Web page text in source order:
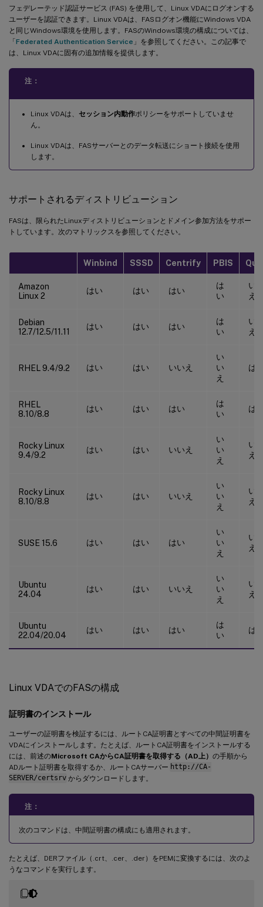
フェデレーテッド認証サービス (FAS) を使用して、Linux VDAにログオンする
ユーザーを認証できます。Linux VDAは、FASログオン機能にWindows VDA
と同じWindows環境を使用します。FASのWindows環境の構成については、
「Federated Authentication Service 」を参照してください。この記事で
は、Linux VDAに固有の追加情報を提供します。
注：
Linux VDAは、 セッション内動作ポリシーをサポートしていませ
ん。
Linux VDAは、FASサーバーとのデータ転送にショート接続を使用
します。
サポートされるディストリビューション
FASは、限られたLinuxディストリビューションとドメイン参加方法をサポー
トしています。次のマトリックスを参照してください。
Winbind SSSD Centrify PBIS
Amazon
Linux 2
はい はい はい
は
い
い
え
Debian
12.7/12.5/11.11
はい はい はい
は
い
い
え
RHEL 9.4/9.2 はい はい いいえ
い
い
え
は
RHEL
8.10/8.8
はい はい はい
は
い
は
Rocky Linux
9.4/9.2
はい はい いいえ
い
い
え
い
え
Rocky Linux
8.10/8.8
はい はい いいえ
い
い
え
い
え
SUSE 15.6 はい はい はい
い
い
え
い
え
Ubuntu
24.04
はい はい いいえ
い
い
え
い
え
Ubuntu
22.04/20.04
はい はい はい
は
い
は
Linux VDAでのFASの構成
証明書のインストール
ユーザーの証明書を検証するには、ルートCA証明書とすべての中間証明書を
VDAにインストールします。たとえば、ルートCA証明書をインストールする
には、前述のMicrosoft CAからCA証明書を取得する（AD上） の手順から
ADルート証明書を取得するか、ルートCAサーバー http://CA-
SERVER/certsrv からダウンロードします。
注：
次のコマンドは、中間証明書の構成にも適用されます。
たとえば、DERファイル（.crt、.cer、.der）をPEMに変換するには、次のよ
うなコマンドを実行します。
既知の問題
回避策